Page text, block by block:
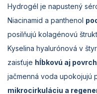
Hydrogél je napustený
Niacinamid a panthenol
posilňujú kolagénovú
Kyselina hyalurónová v
zaisťuje hĺbkovú aj
jačmenná voda upokojujú
mikrocirkuláciu a